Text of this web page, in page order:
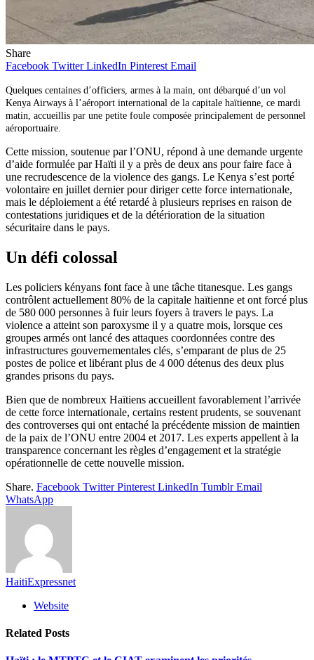
Share
Facebook Twitter LinkedIn Pinterest Email
Quelques centaines d’officiers, armes à la main, ont débarqué d’un vol
Kenya Airways à l’aéroport international de la capitale haïtienne, ce mardi
matin, accueillis par une petite foule composée principalement de personnel
aéroportuaire.
Cette mission, soutenue par l’ONU, répond à une demande urgente
d’aide formulée par Haïti il y a près de deux ans pour faire face à
une recrudescence de la violence des gangs. Le Kenya s’est porté
volontaire en juillet dernier pour diriger cette force internationale,
mais le déploiement a été retardé à plusieurs reprises en raison de
contestations juridiques et de la détérioration de la situation
sécuritaire dans le pays.
Un défi colossal
Les policiers kényans font face à une tâche titanesque. Les gangs
contrôlent actuellement 80% de la capitale haïtienne et ont forcé plus
de 580 000 personnes à fuir leurs foyers à travers le pays. La
violence a atteint son paroxysme il y a quatre mois, lorsque ces
groupes armés ont lancé des attaques coordonnées contre des
infrastructures gouvernementales clés, s’emparant de plus de 25
postes de police et libérant plus de 4 000 détenus des deux plus
grandes prisons du pays.
Bien que de nombreux Haïtiens accueillent favorablement l’arrivée
de cette force internationale, certains restent prudents, se souvenant
des controverses qui ont entaché la précédente mission de maintien
de la paix de l’ONU entre 2004 et 2017. Les experts appellent à la
transparence concernant les règles d’engagement et la stratégie
opérationnelle de cette nouvelle mission.
Share. Facebook Twitter Pinterest LinkedIn Tumblr Email
WhatsApp
HaitiExpressnet
Website
Related Posts